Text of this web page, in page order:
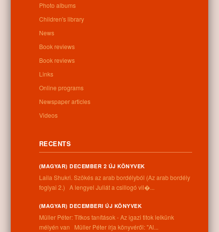
0
Related posts
Categories:
Information
4262 Nyíracsád, Kassai u. 4.
Phone number:
+36 52 206 031
Photo albums
Children's library
News
Book reviews
Book reviews
Links
Online programs
Newspaper articles
Videos
RECENTS
(MAGYAR) DECEMBER 2 ÚJ KÖNYVEK
Laila Shukri. Szökés ​az arab bordélyból (Az arab bordély
foglyai 2.) A lengyel Juliát a csillogó vil�...
(MAGYAR) DECEMBERI ÚJ KÖNYVEK
Müller Péter: Titkos tanítások - Az igazi titok lelkünk
mélyén van Müller Péter írja könyvéről: "Al...